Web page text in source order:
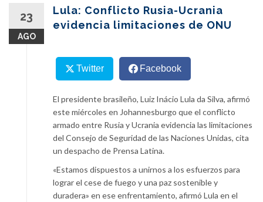
23
AGO
Lula: Conflicto Rusia-Ucrania
evidencia limitaciones de ONU
Twitter Facebook
El presidente brasileño, Luiz Inácio Lula da Silva, afirmó
este miércoles en Johannesburgo que el conflicto
armado entre Rusia y Ucrania evidencia las limitaciones
del Consejo de Seguridad de las Naciones Unidas, cita
un despacho de Prensa Latina.
«Estamos dispuestos a unirnos a los esfuerzos para
lograr el cese de fuego y una paz sostenible y
duradera» en ese enfrentamiento, afirmó Lula en el